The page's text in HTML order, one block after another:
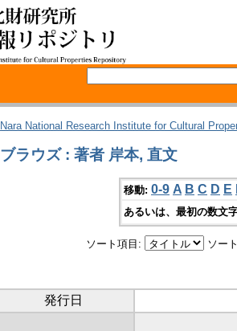
Nara National Research Institute for Cultural
ブラウズ : 著者 岸本, 直文
移動: 0-9 A B C D E
あるいは、最初の数文
ソート項目: ソー
発行日